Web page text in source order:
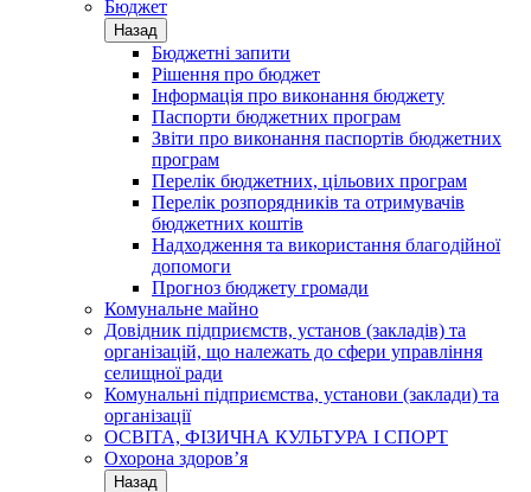
Бюджет
Назад
Бюджетні запити
Рішення про бюджет
Інформація про виконання бюджету
Паспорти бюджетних програм
Звіти про виконання паспортів бюджетних
програм
Перелік бюджетних, цільових програм
Перелік розпорядників та отримувачів
бюджетних коштів
Надходження та використання благодійної
допомоги
Прогноз бюджету громади
Комунальне майно
Довідник підприємств, установ (закладів) та
організацій, що належать до сфери управління
селищної ради
Комунальні підприємства, установи (заклади) та
організації
ОСВІТА, ФІЗИЧНА КУЛЬТУРА І СПОРТ
Охорона здоров’я
Назад